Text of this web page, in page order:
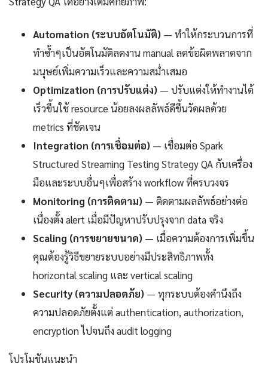
Automation (ระบบอัตโนมัติ) — ทำให้กระบวนการที่
ทำซ้ำๆเป็นอัตโนมัติลดงาน manual ลดข้อผิดพลาดจาก
มนุษย์เพิ่มความเร็วและความสม่ำเสมอ
Optimization (การปรับแต่ง) — ปรับแต่งให้ทำงานได้
เร็วขึ้นใช้ resource น้อยลงผลลัพธ์ดีขึ้นวัดผลด้วย
metrics ที่ชัดเจน
Integration (การเชื่อมต่อ) — เชื่อมต่อ Spark
Structured Streaming Testing Strategy QA กับเครื่อง
มือและระบบอื่นๆเพื่อสร้าง workflow ที่ครบวงจร
Monitoring (การติดตาม) — ติดตามผลลัพธ์อย่างต่อ
เนื่องตั้ง alert เมื่อมีปัญหาปรับปรุงจาก data จริง
Scaling (การขยายขนาด) — เมื่อความต้องการเพิ่มขึ้น
คุณต้องรู้วิธีขยายระบบอย่างมีประสิทธิภาพทั้ง
horizontal scaling และ vertical scaling
Security (ความปลอดภัย) — ทุกระบบต้องคำนึงถึง
ความปลอดภัยตั้งแต่ authentication, authorization,
encryption ไปจนถึง audit logging
โปรโมชันแนะนำ